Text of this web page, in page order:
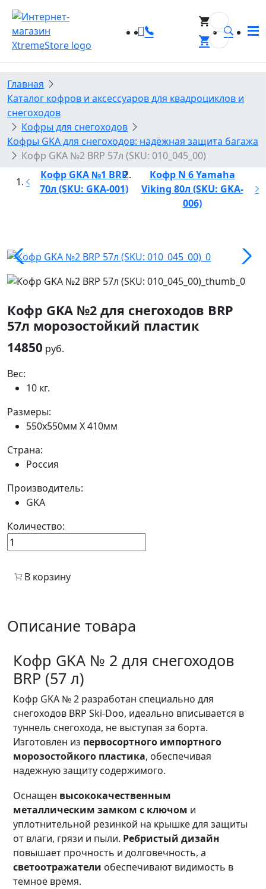
Главная
Каталог кофров и аксессуаров для квадроциклов и
снегоходов
Кофры для снегоходов
Кофры GKA для снегоходов: надёжная защита багажа
Кофр GKA №2 BRP 57л (SKU: 010_045_00)
Кофр GKA №1 BRP
70л (SKU: GKA-001)
Кофр N 6 Yamaha
Viking 80л (SKU: GKA-
006)
Кофр GKA №2 для снегоходов BRP
57л морозостойкий пластик
14850 руб.
Вес:
10 кг.
Размеры:
550x550мм Х 410мм
Страна:
Россия
Производитель:
GKA
Количество:
В корзину
Описание товара
Кофр GKA № 2 для снегоходов
BRP (57 л)
Кофр GKA № 2 разработан специально для
снегоходов BRP Ski-Doo, идеально вписывается в
туннель снегохода, не выступая за борта.
Изготовлен из первосортного импортного
морозостойкого пластика, обеспечивая
надежную защиту содержимого.
Оснащен высококачественным
металлическим замком с ключом и
уплотнительной резинкой на крышке для защиты
от влаги, грязи и пыли. Ребристый дизайн
повышает прочность и долговечность, а
светоотражатели обеспечивают видимость в
темное время.